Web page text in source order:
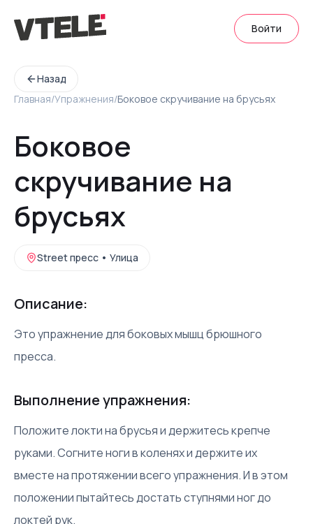
Войти
Назад
Главная/Упражнения/Боковое скручивание на брусьях
Боковое
скручивание на
брусьях
Street пресс • Улица
Описание:
Это упражнение для боковых мышц брюшного
пресса.
Выполнение упражнения:
Положите локти на брусья и держитесь крепче
руками. Согните ноги в коленях и держите их
вместе на протяжении всего упражнения. И в этом
положении пытайтесь достать ступнями ног до
локтей рук.